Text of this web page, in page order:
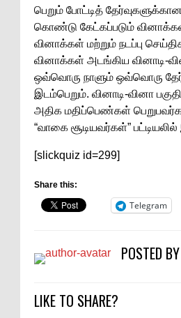
பெறும் போட்டித்
கொண்டு கேட்கப்படும்
வினாக்கள் மற்றும் நடப்பு
வினாக்கள் அடங்கிய வினாடி-
ஒவ்வொரு நாளும் ஒவ்வொரு
இடம்பெறும். வினாடி-வினா
அதிக மதிப்பெண்கள்
“வாகை சூடியவர்கள்”
[slickquiz id=299]
Share this:
Telegram
POSTED BY
LIKE TO SHARE?